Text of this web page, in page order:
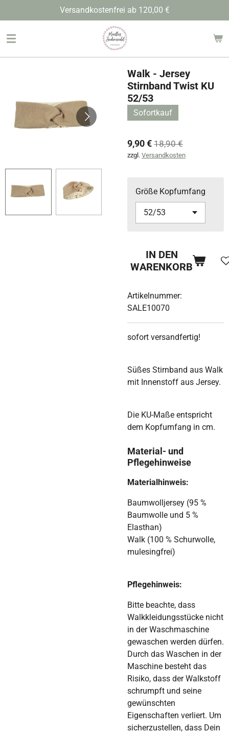
Hauptinhalt
springen
Versandkostenfrei ab 120,00 €
Walk - Jersey
Stirnband Twist KU
52/53
Sofortkauf
9,90 € 18,90 €
zzgl. Versandkosten
Größe Kopfumfang
IN DEN
WARENKORB
Artikelnummer:
SALE10070
sofort versandfertig!
Süßes Stirnband aus Walk
mit Innenstoff aus Jersey.
Die KU-Maße entspricht
dem Kopfumfang in cm.
Material- und
Pflegehinweise
Materialhinweis:
Baumwolljersey (95 %
Baumwolle und 5 %
Elasthan)
Walk (100 % Schurwolle,
mulesingfrei)
Pflegehinweis:
Bitte beachte, dass
Walkkleidungsstücke nicht
in der Waschmaschine
gewaschen werden dürfen.
Durch das Waschen in der
Maschine besteht das
Risiko, dass der Walkstoff
schrumpft und seine
gewünschten
Eigenschaften verliert. Um
sicherzustellen, dass Dein